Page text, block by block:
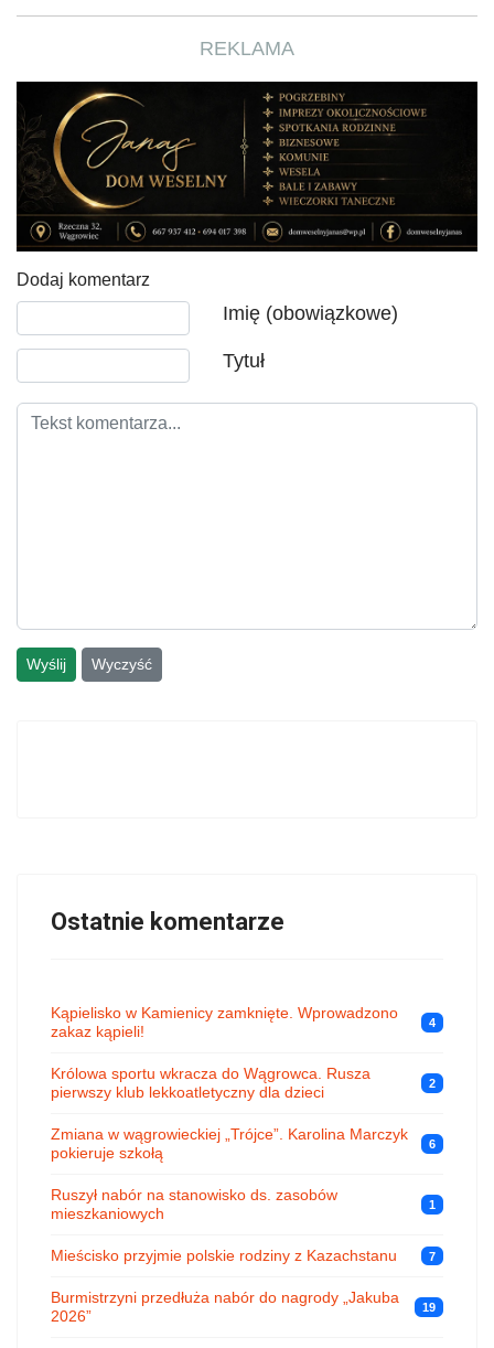
REKLAMA
Dodaj komentarz
Imię (obowiązkowe)
Tytuł
Wyślij Wyczyść
Ostatnie komentarze
Kąpielisko w Kamienicy zamknięte. Wprowadzono
zakaz kąpieli!
4
Królowa sportu wkracza do Wągrowca. Rusza
pierwszy klub lekkoatletyczny dla dzieci
2
Zmiana w wągrowieckiej „Trójce”. Karolina Marczyk
pokieruje szkołą
6
Ruszył nabór na stanowisko ds. zasobów
mieszkaniowych
1
Mieścisko przyjmie polskie rodziny z Kazachstanu 7
Burmistrzyni przedłuża nabór do nagrody „Jakuba
2026”
19